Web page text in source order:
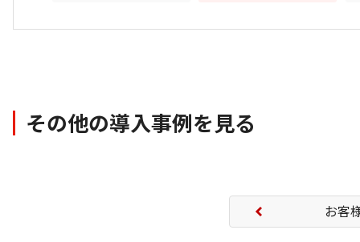
その他の導入事例を見る
お客